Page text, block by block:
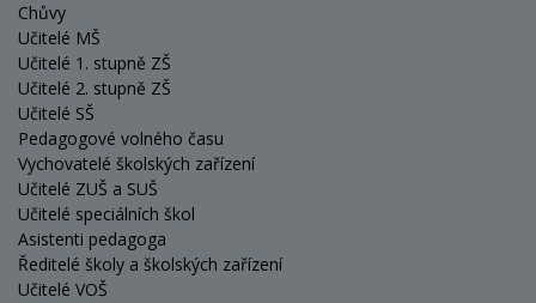
Chůvy
Učitelé MŠ
Učitelé 1. stupně ZŠ
Učitelé 2. stupně ZŠ
Učitelé SŠ
Pedagogové volného času
Vychovatelé školských zařízení
Učitelé ZUŠ a SUŠ
Učitelé speciálních škol
Asistenti pedagoga
Ředitelé školy a školských zařízení
Učitelé VOŠ